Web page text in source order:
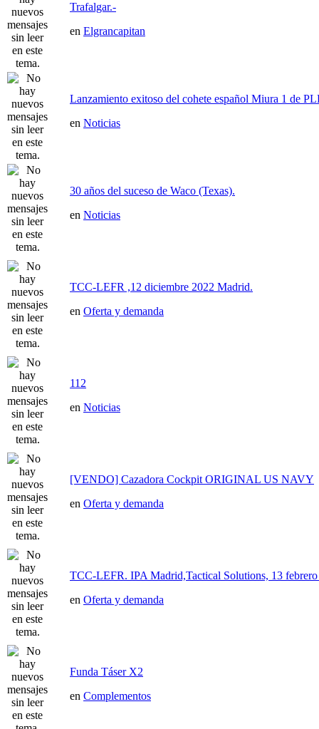
Trafalgar.-
en Elgrancapitan
Lanzamiento exitoso del cohete español Miura 1 de
en Noticias
30 años del suceso de Waco (Texas).
en Noticias
TCC-LEFR ,12 diciembre 2022 Madrid.
en Oferta y demanda
112
en Noticias
[VENDO] Cazadora Cockpit ORIGINAL US NAVY
en Oferta y demanda
TCC-LEFR. IPA Madrid,Tactical Solutions, 13
en Oferta y demanda
Funda Táser X2
en Complementos